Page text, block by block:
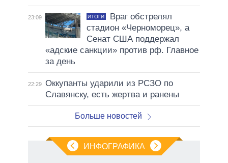
23:09 ИТОГИ
Враг обстрелял
стадион «Черноморец», а
Сенат США поддержал
«адские санкции» против рф. Главное
за день
22:29 Оккупанты ударили из РСЗО по
Славянску, есть жертва и ранены
Больше новостей
ИНФОГРАФИКА